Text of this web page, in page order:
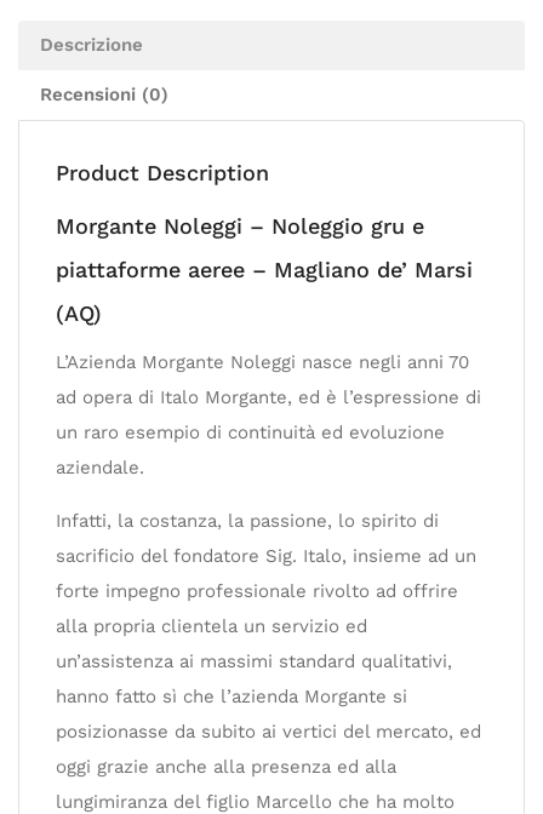
Descrizione
Recensioni (0)
Product Description
Morgante Noleggi – Noleggio gru e
piattaforme aeree – Magliano de’ Marsi
(AQ)
L’Azienda Morgante Noleggi nasce negli anni 70
ad opera di Italo Morgante, ed è l’espressione di
un raro esempio di continuità ed evoluzione
aziendale.
Infatti, la costanza, la passione, lo spirito di
sacrificio del fondatore Sig. Italo, insieme ad un
forte impegno professionale rivolto ad offrire
alla propria clientela un servizio ed
un’assistenza ai massimi standard qualitativi,
hanno fatto sì che l’azienda Morgante si
posizionasse da subito ai vertici del mercato, ed
oggi grazie anche alla presenza ed alla
lungimiranza del figlio Marcello che ha molto